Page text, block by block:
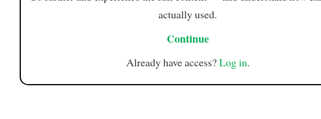
actually used.
Continue
Already have access?Log in.